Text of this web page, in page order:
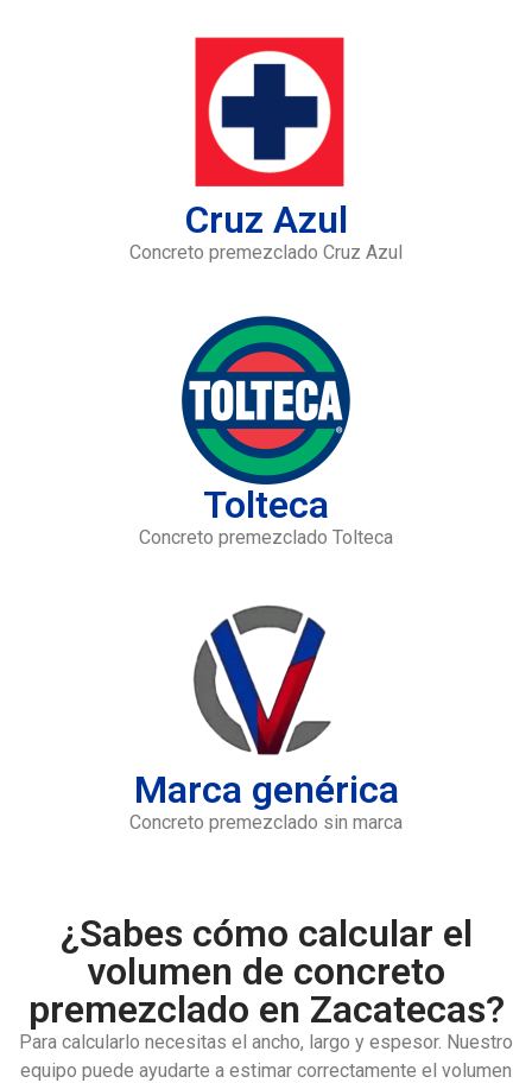
Cruz Azul
Concreto premezclado Cruz Azul
Tolteca
Concreto premezclado Tolteca
Marca genérica
Concreto premezclado sin marca
¿Sabes cómo calcular el
volumen de concreto
premezclado en Zacatecas?
Para calcularlo necesitas el ancho, largo y espesor. Nuestro
equipo puede ayudarte a estimar correctamente el volumen